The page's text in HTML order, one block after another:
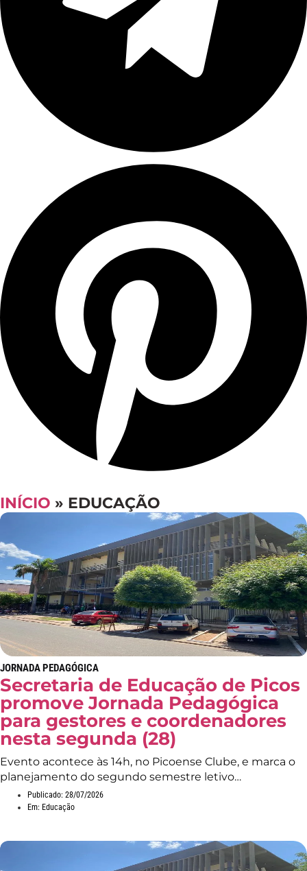
INÍCIO » EDUCAÇÃO
JORNADA PEDAGÓGICA
Secretaria de Educação de Picos
promove Jornada Pedagógica
para gestores e coordenadores
nesta segunda (28)
Evento acontece às 14h, no Picoense Clube, e marca o
planejamento do segundo semestre letivo…
Publicado: 28/07/2026
Em: Educação